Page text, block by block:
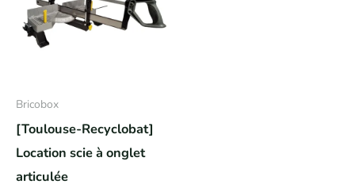
Bricobox
[Toulouse-Recyclobat]
Location scie à onglet
articulée